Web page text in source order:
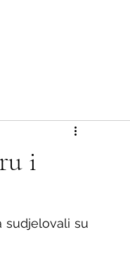
i
sudjelovali su